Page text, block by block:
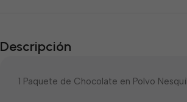
Descripción
1 Paquete de Chocolate en Polvo